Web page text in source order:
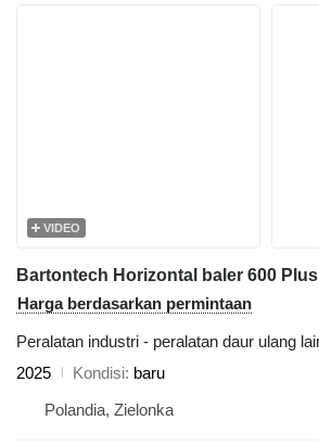
VIDEO
Harga berdasarkan permintaan
Peralatan industri - peralatan daur ulang
2025
Kondisi baru
Polandia, Zielonka